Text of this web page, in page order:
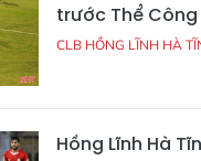
trước Thể
CLB HỒNG LĨNH HÀ
Hồng Lĩnh Hà